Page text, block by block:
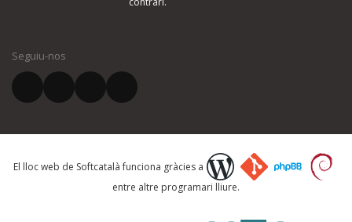
El vostre correu electrònic *
Què proposeu?
Seguiu-nos
El lloc web de Softcatalà funciona gràcies a
entre altre programari lliure.